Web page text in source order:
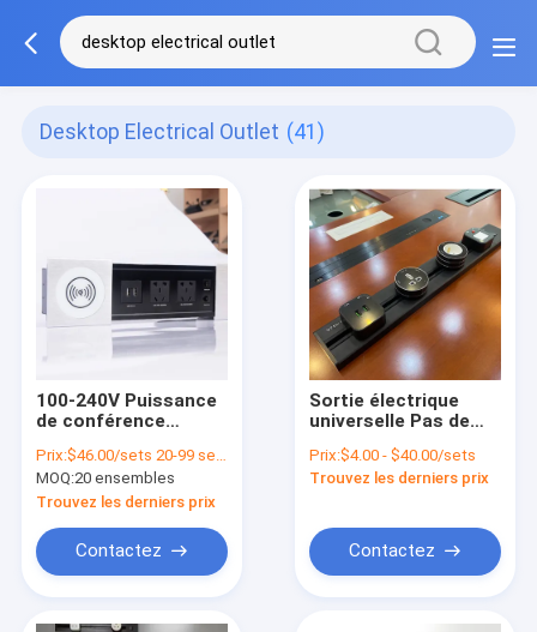
Desktop Electrical Outlet (41)
100-240V Puissance
de conférence
Sortie électrique
RJ45 Cat6 Port
Prix:$46.00/sets 20-99 sets
MOQ:20 ensembles
Trouvez les derniers prix
Contactez
Sortie électrique
universelle Pas de
Sortie rétractable
pour bureau et mur
Prix:$4.00 - $40.00/sets
Trouvez les derniers prix
Contactez